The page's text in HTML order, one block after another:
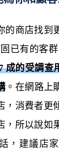
的商店找到
已有的客群
成的受調查
。在網路上
，消費者更
，所以說如
，建議店